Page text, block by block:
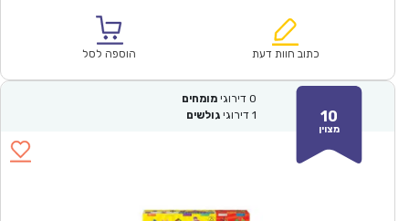
₪57.00.
הוא:
כתוב חוות דעת הוספה לסל
10
מצוין
0 דירוגי מומחים
1 דירוגי גולשים